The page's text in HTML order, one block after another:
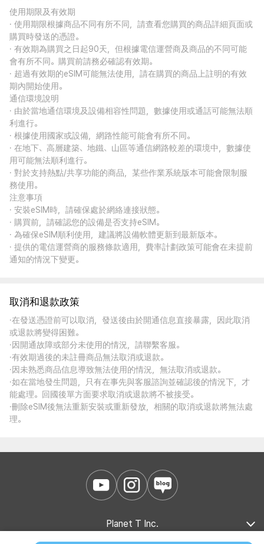
使用期限及有效期
· 使用期限根據商品不同有所不同，請查看您購買的商品詳細頁面或
購買時發送的憑證。
· 有效期為購買之日起90天，但根據電信運營商及商品的不同可能
會有所不同。購買前請務必確認有效期。
· 超過有效期的eSIM可能無法使用，請在購買的商品上註明的有效
期內開始使用。
通信環境說明
· 由於當地通信環境及設備相容性問題，數據使用或通話可能無法順
利進行。
· 根據使用國家或設備，網路性能可能會有所不同。
· 在地下、高層建築、地鐵、山區等通信網路較差的環境中，數據使
用可能無法順利進行。
· 對於支持熱點/共享功能的商品，某些作業系統版本可能會限制服
務使用。
注意事項
· 安裝eSIM時，請確保處於網絡連接狀態。
· 購買前，請確認您的設備是否支持eSIM。
· 為確保eSIM順利使用，建議將設備軟體更新到最新版本。
· 提供的電信運營商的服務條款適用，費率計劃政策可能會在未提前
通知的情況下變更。
取消和退款政策
·在發送憑證前可以取消，發送後由於開通信息直接暴露，因此取消
或退款將變得困難。
·因開通故障或部分未使用的情況，請聯繫客服。
·有效期過後的未註冊商品無法取消或退款。
·因未熟悉商品信息導致無法使用的情況，無法取消或退款。
·如在當地發生問題，只有在事先與客服諮詢並確認後的情況下，才
能處理。回國後單方面要求取消或退款將不被接受。
·刪除eSIM後無法重新安裝或重新發放，相關的取消或退款將無法處
理。
Planet T Inc.